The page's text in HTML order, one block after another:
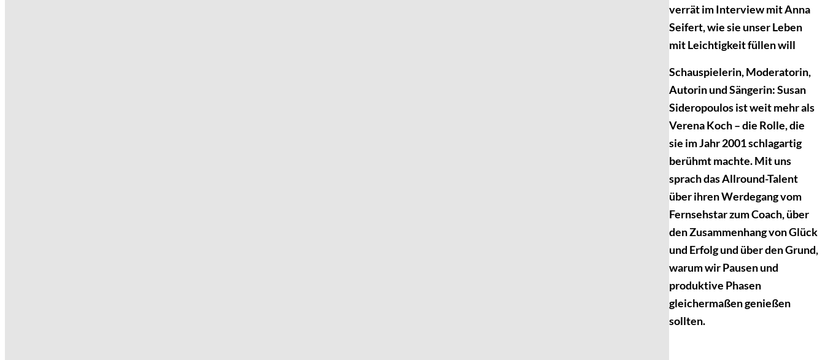
verrät im Interview mit Anna
Seifert, wie sie unser Leben
mit Leichtigkeit füllen will
Schauspielerin, Moderatorin,
Autorin und Sängerin: Susan
Sideropoulos ist weit mehr als
Verena Koch – die Rolle, die
sie im Jahr 2001 schlagartig
berühmt machte. Mit uns
sprach das Allround-Talent
über ihren Werdegang vom
Fernsehstar zum Coach, über
den Zusammenhang von Glück
und Erfolg und über den Grund,
warum wir Pausen und
produktive Phasen
gleichermaßen genießen
sollten.